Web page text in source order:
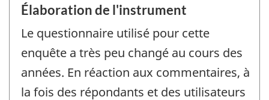
Élaboration de l'instrument
Le questionnaire utilisé pour cette
enquête a très peu changé au cours des
années. En réaction aux commentaires, à
la fois des répondants et des utilisateurs